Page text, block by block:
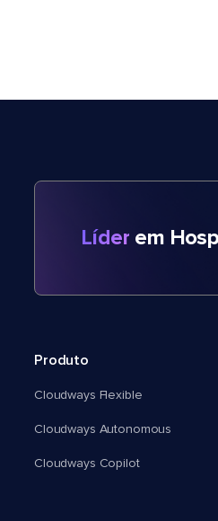
Líder em
Produto
Cloudways Flexible
Cloudways Autonomous
Cloudways Copilot